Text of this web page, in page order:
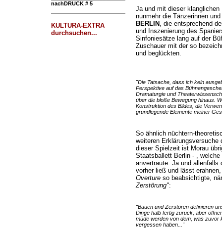
nachDRUCK # 5
KULTURA-EXTRA
durchsuchen...
Ja und mit dieser
nunmehr die Tänzerinnen
BERLIN , die entsprechend
und Inszenierung des
Sinfoniesätze lang auf der
Zuschauer mit der so
und beglückten.
"Die Tatsache, dass ich kein
Perspektive auf das
Dramaturgie und
über die bloße Bewegung hinaus.
Konstruktion des Bildes, die
grundlegende Elemente meiner
So ähnlich nüchtern-
weiteren
dieser Spielzeit ist Morau
Staatsballett Berlin - ,
anvertraute. Ja und allenfalls
vorher ließ und lässt
Overtureso beabsichtigte,
Zerstörung":
"Bauen und Zerstören definieren
Dinge halb fertig zurück, aber
müde werden von dem, was zuvor
vergessen haben..."